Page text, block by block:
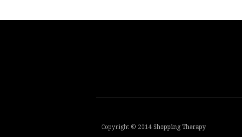
Copyright © 2014 Shopping Therapy